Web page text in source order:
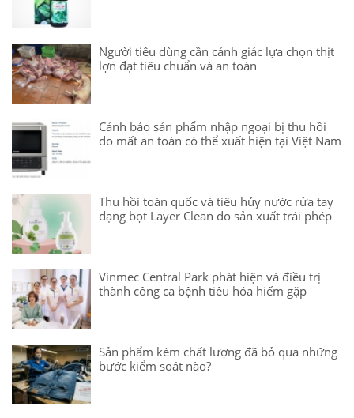
Người tiêu dùng cần cảnh giác lựa chọn thịt
lợn đạt tiêu chuẩn và an toàn
Cảnh báo sản phẩm nhập ngoại bị thu hồi
do mất an toàn có thể xuất hiện tại Việt Nam
Thu hồi toàn quốc và tiêu hủy nước rửa tay
dạng bọt Layer Clean do sản xuất trái phép
Vinmec Central Park phát hiện và điều trị
thành công ca bệnh tiêu hóa hiếm gặp
Sản phẩm kém chất lượng đã bỏ qua những
bước kiểm soát nào?